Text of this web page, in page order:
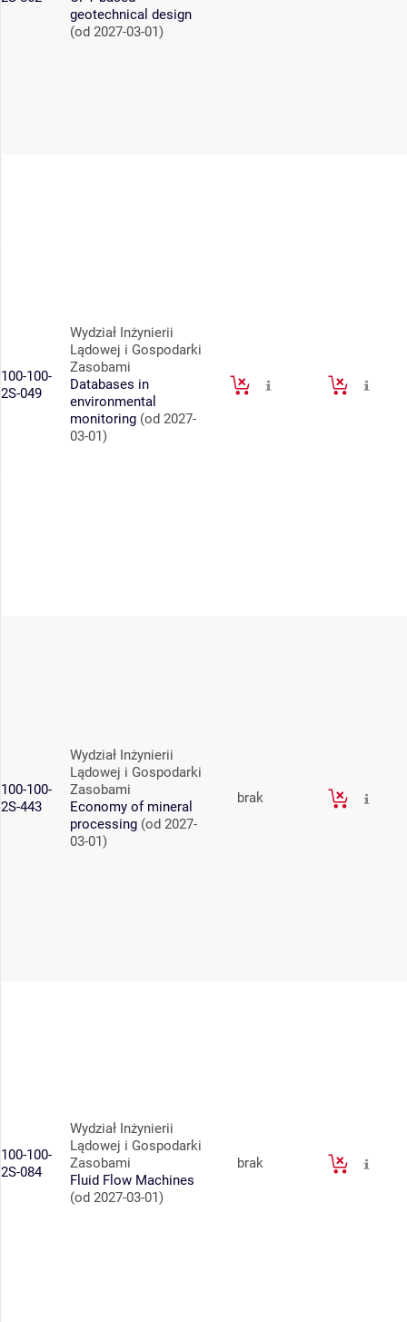
geotechnical design
(od 2027-03-01)
100-100-
2S-049
Wydział Inżynierii
Lądowej i Gospodarki
Zasobami
Databases in
environmental
monitoring (od 2027-
03-01)
100-100-
2S-443
Wydział Inżynierii
Lądowej i Gospodarki
Zasobami
Economy of mineral
processing (od 2027-
03-01)
brak
100-100-
2S-084
Wydział Inżynierii
Lądowej i Gospodarki
Zasobami
Fluid Flow Machines
(od 2027-03-01)
brak